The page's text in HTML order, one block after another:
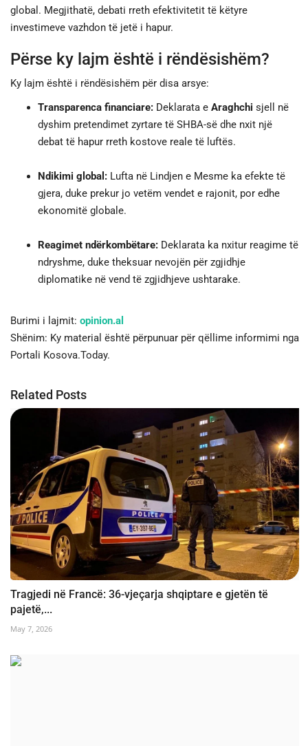
global. Megjithatë, debati rreth efektivitetit të këtyre
investimeve vazhdon të jetë i hapur.
Përse ky lajm është i rëndësishëm?
Ky lajm është i rëndësishëm për disa arsye:
Transparenca financiare: Deklarata e Araghchi sjell në
dyshim pretendimet zyrtare të SHBA-së dhe nxit një
debat të hapur rreth kostove reale të luftës.
Ndikimi global: Lufta në Lindjen e Mesme ka efekte të
gjera, duke prekur jo vetëm vendet e rajonit, por edhe
ekonomitë globale.
Reagimet ndërkombëtare: Deklarata ka nxitur reagime të
ndryshme, duke theksuar nevojën për zgjidhje
diplomatike në vend të zgjidhjeve ushtarake.
Burimi i lajmit: opinion.al
Shënim: Ky material është përpunuar për qëllime informimi nga
Portali Kosova.Today.
Related Posts
Tragjedi në Francë: 36-vjeçarja shqiptare e gjetën të
pajetë,...
May 7, 2026